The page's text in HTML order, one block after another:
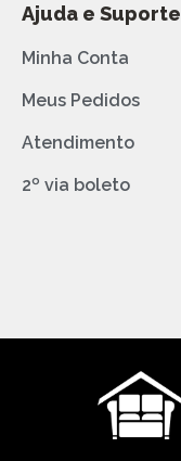
Ajuda e Suporte
Minha Conta
Meus Pedidos
Atendimento
2º via boleto